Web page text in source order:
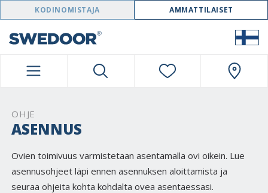
SWEDOOR NAVIGATION
KODINOMISTAJA AMMATTILAISET
OHJE
ASENNUS
Ovien toimivuus varmistetaan asentamalla ovi oikein. Lue
asennusohjeet läpi ennen asennuksen aloittamista ja
seuraa ohjeita kohta kohdalta ovea asentaessasi.